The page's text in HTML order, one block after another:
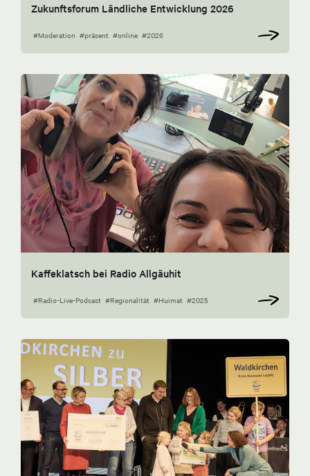
Zukunftsforum Ländliche Entwicklung 2026
#Moderation #präsent #online #2026
Kaffeklatsch bei Radio Allgäuhit
#Radio-Live-Podcast #Regionalität #Huimat #2025